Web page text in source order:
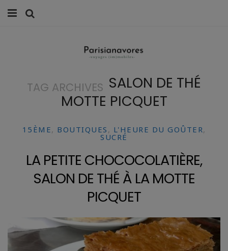
FAMILLE
VOYAGES
BALADES À PARIS
LIFESTYLE
CULTURE
0 ITEMS -
TAG ARCHIVES SALON DE THÉ
MOTTE PICQUET
15ÈME, BOUTIQUES , L'HEURE DU GOÛTER,
SUCRÉ
LA PETITE CHOCOCOLATIÈRE,
SALON DE THÉ À LA MOTTE
PICQUET